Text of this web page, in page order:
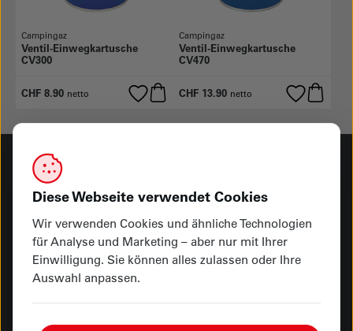
Campingaz
Ventil-Einwegkartusche
CV300
CHF 8.90 netto
Campingaz
Ventil-Einwegkartusche
CV470
CHF 13.90 netto
Haben Sie Fragen? Melden Sie sich bei uns
Rufen Sie uns an
041 249 92 00
Besuchen Sie uns
Hauptgeschäft Kasernenplatz
Diese Webseite verwendet Cookies
Wir verwenden Cookies und ähnliche Technologien
für Analyse und Marketing – aber nur mit Ihrer
Einwilligung. Sie können alles zulassen oder Ihre
Auswahl anpassen.